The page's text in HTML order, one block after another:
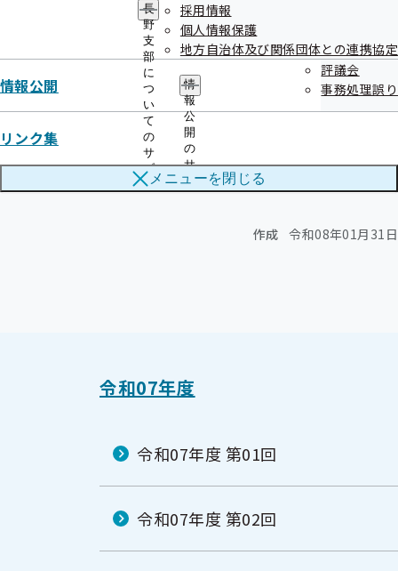
長
野
支
部
に
つ
い
て
の
サ
ブ
メ
採用情報
個人情報保護
地方自治体及び関係団体との連携協定
情報公開
情
報
公
開
の
サ
ブ
メ
評議会
事務処理誤り
リンク集
メニューを閉じる
令和7年度 第3回 長野支部評議会
令和08年01月13日開催
資料
作成 令和08年01月31日
令和07年度
令和07年度 第01回
令和07年度 第02回